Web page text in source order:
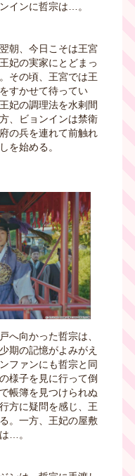
インに哲宗は…。
朝、今日こそは王宮
妃の実家にとどまっ
その頃、王宮では王
すかせて待ってい
妃の調理法を水剌間
、ビョンインは禁衛
の兵を連れて前触れ
を始める。
へ向かった哲宗は、
期の記憶がよみがえ
ファンにも哲宗と同
様子を見に行って倒
帳簿を見つけられぬ
方に疑問を感じ、王
。一方、王妃の屋敷
…。